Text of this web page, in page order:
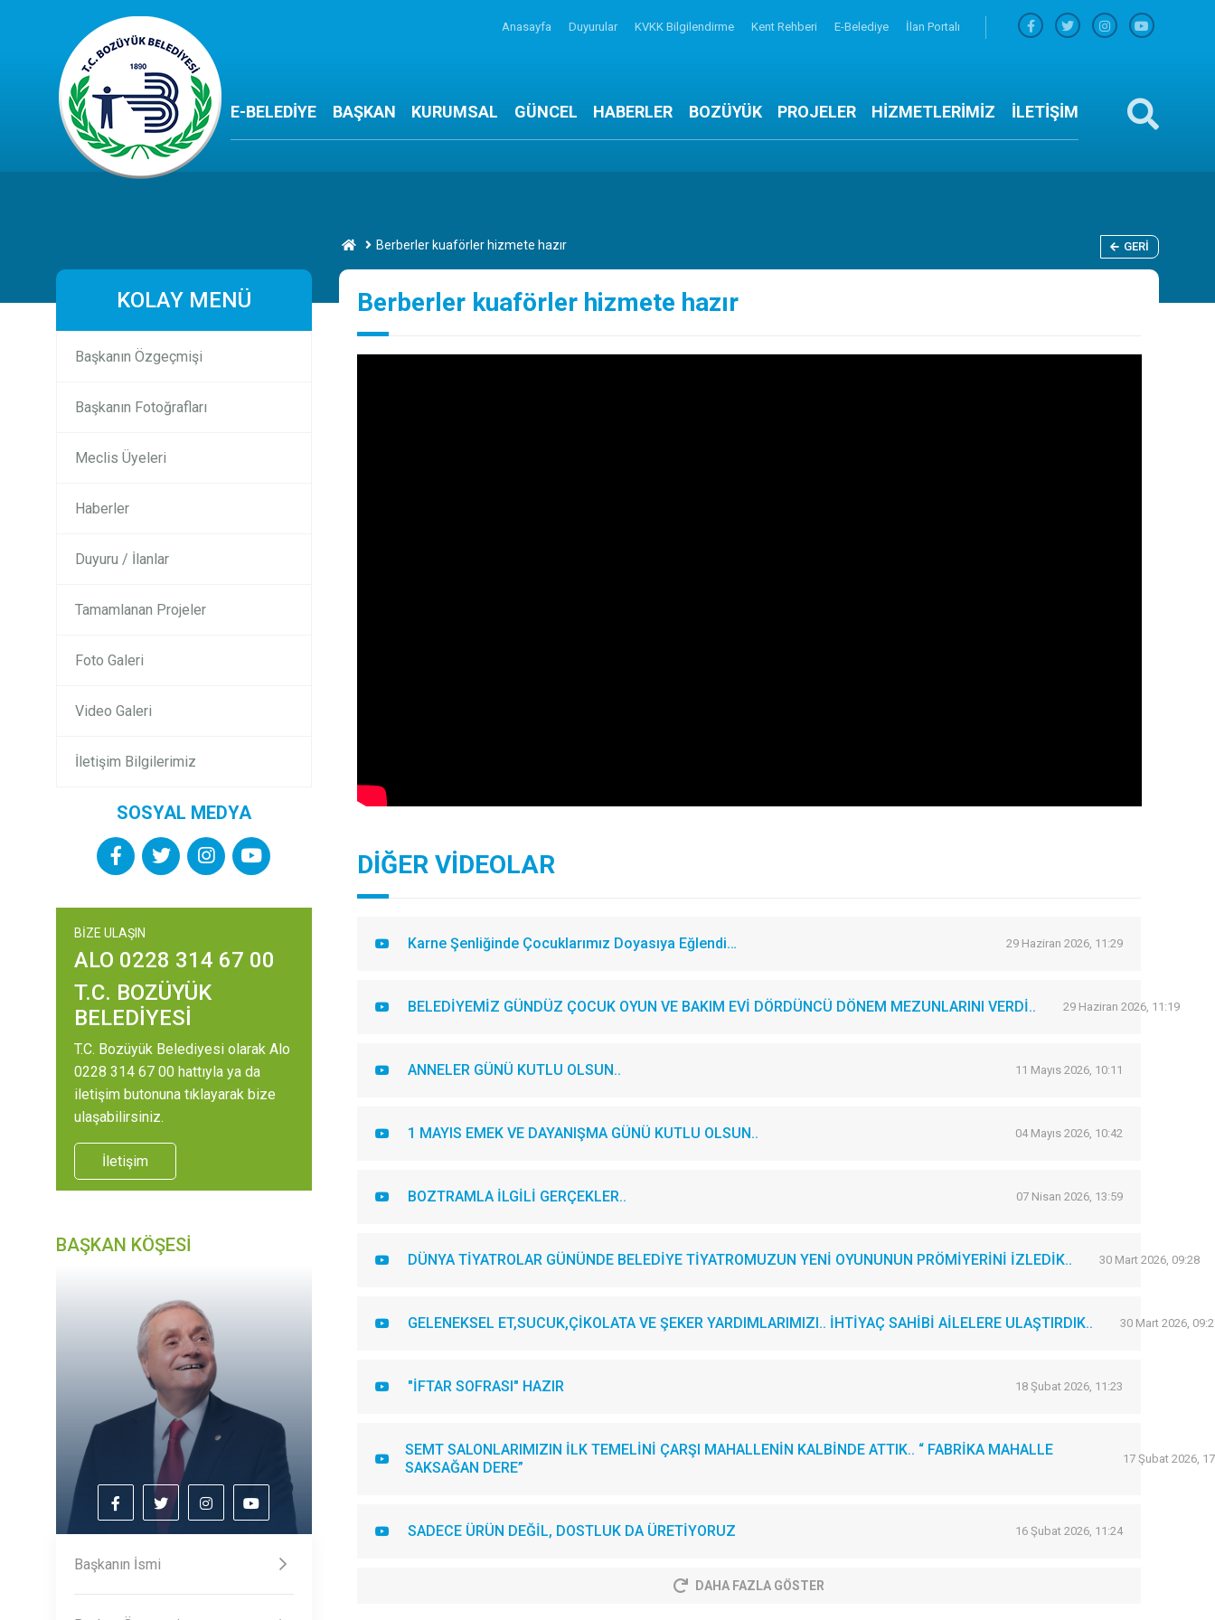
Anasayfa Duyurular KVKK Bilgilendirme Kent Rehberi E-Belediye İlan Portalı
E-BELEDİYE BAŞKAN KURUMSAL GÜNCEL HABERLER BOZÜYÜK PROJELER HİZMETLERİMİZ İLETİŞİM
Berberler kuaförler hizmete hazır GERI
KOLAY MENÜ
Başkanın Özgeçmişi
Başkanın Fotoğrafları
Meclis Üyeleri
Haberler
Duyuru / İlanlar
Tamamlanan Projeler
Foto Galeri
Video Galeri
İletişim Bilgilerimiz
SOSYAL MEDYA
BİZE ULAŞIN
ALO 0228 314 67 00
T.C. BOZÜYÜK
BELEDİYESİ
T.C. Bozüyük Belediyesi olarak Alo
0228 314 67 00 hattıyla ya da
iletişim butonuna tıklayarak bize
ulaşabilirsiniz.
İletişim
BAŞKAN KÖŞESİ
Başkanın İsmi
Berberler kuaförler hizmete hazır
DİĞER VİDEOLAR
Karne Şenliğinde Çocuklarımız Doyasıya Eğlendi… 29 Haziran 2026, 11:29
BELEDİYEMİZ GÜNDÜZ ÇOCUK OYUN VE BAKIM EVİ DÖRDÜNCÜ DÖNEM MEZUNLARINI VERDİ.. 29 Haziran 2026, 11:19
ANNELER GÜNÜ KUTLU OLSUN.. 11 Mayıs 2026, 10:11
1 MAYIS EMEK VE DAYANIŞMA GÜNÜ KUTLU OLSUN.. 04 Mayıs 2026, 10:42
BOZTRAMLA İLGİLİ GERÇEKLER.. 07 Nisan 2026, 13:59
DÜNYA TİYATROLAR GÜNÜNDE BELEDİYE TİYATROMUZUN YENİ OYUNUNUN PRÖMİYERİNİ İZLEDİK.. 30 Mart 2026, 09:28
GELENEKSEL ET,SUCUK,ÇİKOLATA VE ŞEKER YARDIMLARIMIZI.. İHTİYAÇ SAHİBİ AİLELERE ULAŞTIRDIK.. 30 Mart 2026,
"İFTAR SOFRASI" HAZIR 18 Şubat 2026, 11:23
SEMT SALONLARIMIZIN İLK TEMELİNİ ÇARŞI MAHALLENİN KALBİNDE ATTIK.. “ FABRİKA MAHALLE
SAKSAĞAN DERE”
17 Şubat 2026,
SADECE ÜRÜN DEĞİL, DOSTLUK DA ÜRETİYORUZ 16 Şubat 2026, 11:24
DAHA FAZLA GÖSTER